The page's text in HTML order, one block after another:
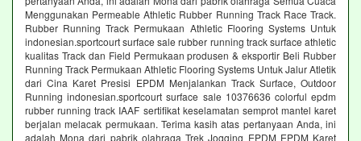
Menggunakan Permeable Athletic Rubber Running Track Race Track.
Rubber Running Track Permukaan Athletic Flooring Systems Untuk
indonesian.sportcourt surface sale rubber running track surface athletic
kualitas Track dan Field Permukaan produsen & eksportir Beli Rubber
Running Track Permukaan Athletic Flooring Systems Untuk Jalur Atletik
dari Cina Karet Presisi EPDM Menjalankan Track Surface, Outdoor
Running indonesian.sportcourt surface sale 10376636 colorful epdm
rubber running track IAAF sertifikat keselamatan semprot mantel karet
berjalan melacak permukaan. Terima kasih atas pertanyaan Anda, ini
adalah Mona dari pabrik olahraga Trek Jogging EPDM EPDM Karet